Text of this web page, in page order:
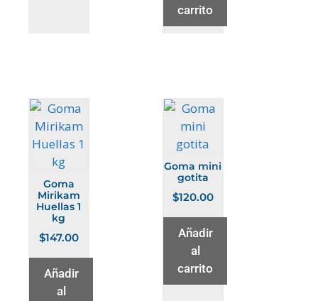
carrito
Goma
Mirikam
Huellas 1
kg
$147.00
Añadir
al
Goma mini
gotita
$120.00
Añadir
al
carrito